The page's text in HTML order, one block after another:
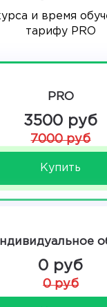
и время
тарифу PRO
PRO
3500 руб
7000 руб
Купить
0 руб
0 руб